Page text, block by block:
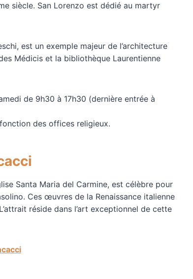
siècle. San Lorenzo est dédié au martyr
est un exemple majeur de l’architecture
Médicis et la bibliothèque Laurentienne
de 9h30 à 17h30 (dernière entrée à
des offices religieux.
Santa Maria del Carmine, est célèbre pour
Ces œuvres de la Renaissance italienne
réside dans l’art exceptionnel de cette